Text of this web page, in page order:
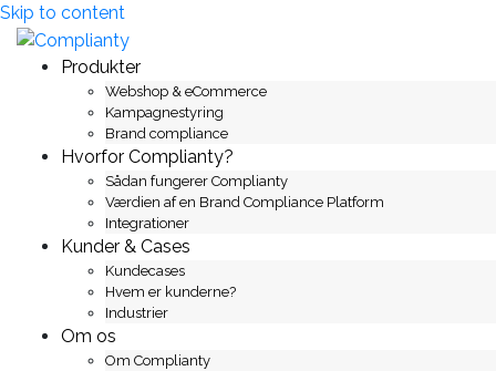
Skip to content
Produkter
Webshop & eCommerce
Kampagnestyring
Brand compliance
Hvorfor Complianty?
Sådan fungerer Complianty
Værdien af en Brand Compliance Platform
Integrationer
Kunder & Cases
Kundecases
Hvem er kunderne?
Industrier
Om os
Om Complianty